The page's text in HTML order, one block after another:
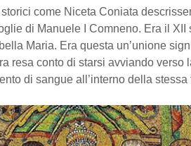
storici come Niceta Coniata
di Manuele I Comneno. Era il
Maria. Era questa un’unione
resa conto di starsi avviando verso
di sangue all’interno della stessa